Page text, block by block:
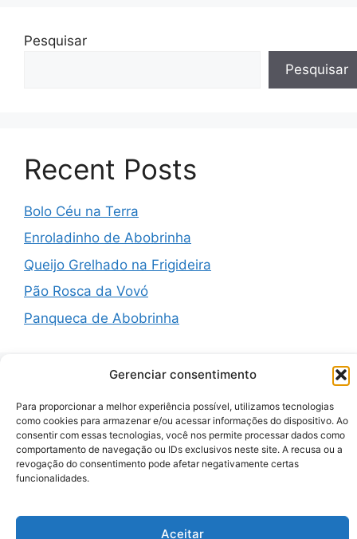
Gerenciar consentimento
Para proporcionar a melhor experiência possível, utilizamos tecnologias
como cookies para armazenar e/ou acessar informações do dispositivo. Ao
consentir com essas tecnologias, você nos permite processar dados como
comportamento de navegação ou IDs exclusivos neste site. A recusa ou a
revogação do consentimento pode afetar negativamente certas
funcionalidades.
Aceitar
Pesquisar
Pesquisar
Recent Posts
Bolo Céu na Terra
Enroladinho de Abobrinha
Queijo Grelhado na Frigideira
Pão Rosca da Vovó
Panqueca de Abobrinha
Recent Comments
A WordPress CommenteremHello world!
© 2026 Zenauraf Receitas • Built with